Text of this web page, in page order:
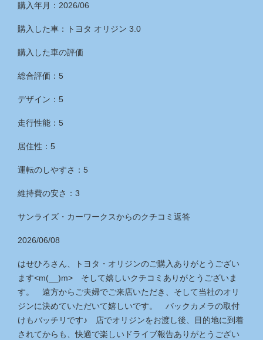
購入年月：2026/06
購入した車：トヨタ オリジン 3.0
購入した車の評価
総合評価：5
デザイン：5
走行性能：5
居住性：5
運転のしやすさ：5
維持費の安さ：3
サンライズ・カーワークスからのクチコミ返答
2026/06/08
はせひろさん、トヨタ・オリジンのご購入ありがとうござい
ます<m(__)m> そして嬉しいクチコミありがとうございま
す。 遠方からご夫婦でご来店いただき、そして当社のオリ
ジンに決めていただいて嬉しいです。 バックカメラの取付
けもバッチリです♪ 店でオリジンをお渡し後、目的地に到着
されてからも、快適で楽しいドライブ報告ありがとうござい